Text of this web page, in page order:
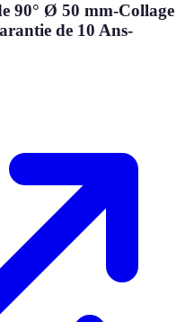
90° Ø 50 mm-Collage
de 10 Ans-